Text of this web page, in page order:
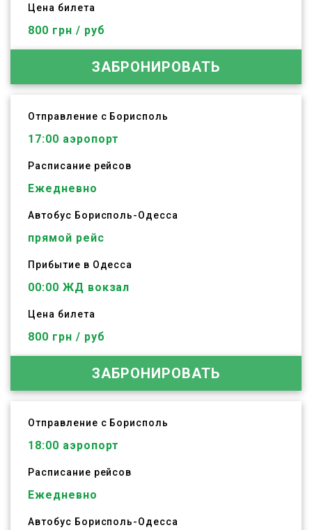
Цена билета
800 грн / руб
ЗАБРОНИРОВАТЬ
Отправление с Борисполь
17:00 аэропорт
Расписание рейсов
Ежедневно
Автобус Борисполь-Одесса
прямой рейс
Прибытие в Одесса
00:00 ЖД вокзал
Цена билета
800 грн / руб
ЗАБРОНИРОВАТЬ
Отправление с Борисполь
18:00 аэропорт
Расписание рейсов
Ежедневно
Автобус Борисполь-Одесса